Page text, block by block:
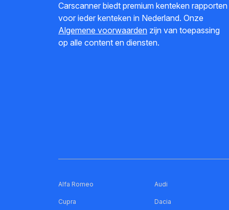
Carscanner biedt premium kenteken rapporten
voor ieder kenteken in Nederland. Onze
Algemene voorwaarden zijn van toepassing
op alle content en diensten.
Alfa Romeo Audi
Cupra Dacia